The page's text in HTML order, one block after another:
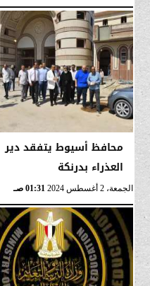
السبت، 10 يناير 2026 06:34 صـ
محافظ أسيوط يتفقد دير
العذراء بدرنكة
الجمعة، 2 أغسطس 2024 01:31 صـ